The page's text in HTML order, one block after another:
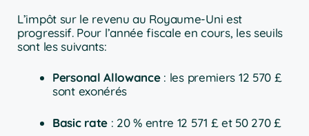
L’impôt sur le revenu au Royaume-Uni est
progressif. Pour l’année fiscale en cours, les seuils
sont les suivants:
Personal Allowance : les premiers 12 570 £
sont exonérés
Basic rate : 20 % entre 12 571 £ et 50 270 £